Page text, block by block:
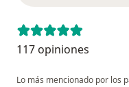
117 opiniones
Lo más mencionado por los